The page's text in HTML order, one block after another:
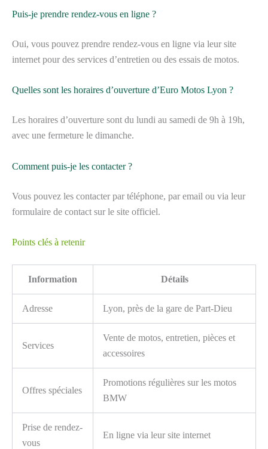
Puis-je prendre rendez-vous en ligne ?
Oui, vous pouvez prendre rendez-vous en ligne via leur site
internet pour des services d’entretien ou des essais de motos.
Quelles sont les horaires d’ouverture d’Euro Motos Lyon ?
Les horaires d’ouverture sont du lundi au samedi de 9h à 19h,
avec une fermeture le dimanche.
Comment puis-je les contacter ?
Vous pouvez les contacter par téléphone, par email ou via leur
formulaire de contact sur le site officiel.
Points clés à retenir
Information Détails
Adresse Lyon, près de la gare de Part-Dieu
Services
Vente de motos, entretien, pièces et
accessoires
Offres spéciales
Promotions régulières sur les motos
BMW
Prise de rendez-
vous
En ligne via leur site internet